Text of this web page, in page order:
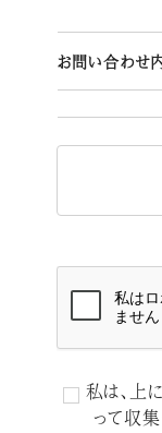
お問い合わせ
私は、上
って収